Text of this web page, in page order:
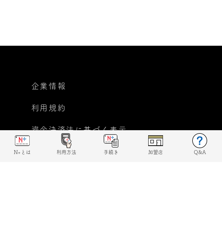
企業情報
利用規約
資金決済法に基づく表示
個人情報保護方針
N+とは 利用方法 手続き 加盟店 Q&A